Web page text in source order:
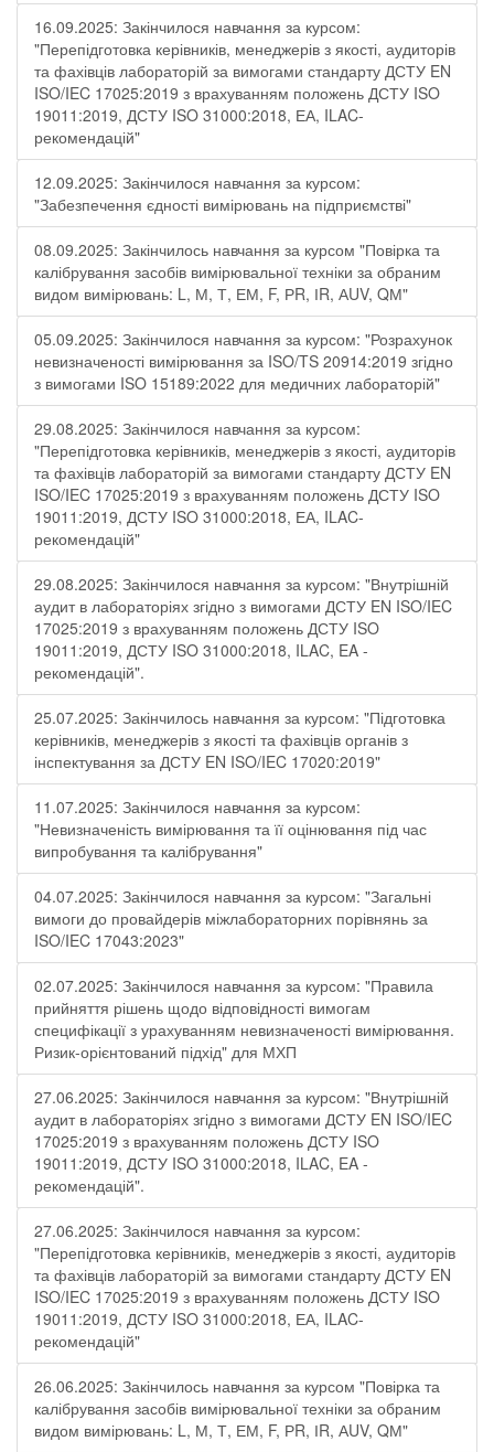
16.09.2025: Закінчилося навчання за курсом:
"Перепідготовка керівників, менеджерів з якості, аудиторів
та фахівців лабораторій за вимогами стандарту ДСТУ EN
ISO/IEC 17025:2019 з врахуванням положень ДСТУ ISO
19011:2019, ДСТУ ISO 31000:2018, ЕА, ILAC-
рекомендацій"
12.09.2025: Закінчилося навчання за курсом:
"Забезпечення єдності вимірювань на підприємстві"
08.09.2025: Закінчилось навчання за курсом "Повірка та
калібрування засобів вимірювальної техніки за обраним
видом вимірювань: L, М, Т, ЕМ, F, РR, ІR, АUV, QМ"
05.09.2025: Закінчилося навчання за курсом: "Розрахунок
невизначеності вимірювання за ISO/TS 20914:2019 згідно
з вимогами ISO 15189:2022 для медичних лабораторій"
29.08.2025: Закінчилося навчання за курсом:
"Перепідготовка керівників, менеджерів з якості, аудиторів
та фахівців лабораторій за вимогами стандарту ДСТУ EN
ISO/IEC 17025:2019 з врахуванням положень ДСТУ ISO
19011:2019, ДСТУ ISO 31000:2018, ЕА, ILAC-
рекомендацій"
29.08.2025: Закінчилося навчання за курсом: "Внутрішній
аудит в лабораторіях згідно з вимогами ДСТУ EN ISO/IEC
17025:2019 з врахуванням положень ДСТУ ISO
19011:2019, ДСТУ ISO 31000:2018, ILAC, EA -
рекомендацій".
25.07.2025: Закінчилось навчання за курсом: "Підготовка
керівників, менеджерів з якості та фахівців органів з
інспектування за ДСТУ EN ISO/IEC 17020:2019"
11.07.2025: Закінчилося навчання за курсом:
"Невизначеність вимірювання та її оцінювання під час
випробування та калібрування"
04.07.2025: Закінчилося навчання за курсом: "Загальні
вимоги до провайдерів міжлабораторних порівнянь за
ISO/IEC 17043:2023"
02.07.2025: Закінчилося навчання за курсом: "Правила
прийняття рішень щодо відповідності вимогам
специфікації з урахуванням невизначеності вимірювання.
Ризик-орієнтований підхід" для МХП
27.06.2025: Закінчилося навчання за курсом: "Внутрішній
аудит в лабораторіях згідно з вимогами ДСТУ EN ISO/IEC
17025:2019 з врахуванням положень ДСТУ ISO
19011:2019, ДСТУ ISO 31000:2018, ILAC, EA -
рекомендацій".
27.06.2025: Закінчилося навчання за курсом:
"Перепідготовка керівників, менеджерів з якості, аудиторів
та фахівців лабораторій за вимогами стандарту ДСТУ EN
ISO/IEC 17025:2019 з врахуванням положень ДСТУ ISO
19011:2019, ДСТУ ISO 31000:2018, ЕА, ILAC-
рекомендацій"
26.06.2025: Закінчилось навчання за курсом "Повірка та
калібрування засобів вимірювальної техніки за обраним
видом вимірювань: L, М, Т, ЕМ, F, РR, ІR, АUV, QМ"